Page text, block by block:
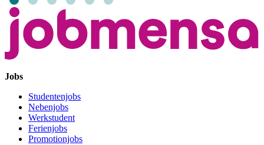
Jobs
Studentenjobs
Nebenjobs
Werkstudent
Ferienjobs
Promotionjobs